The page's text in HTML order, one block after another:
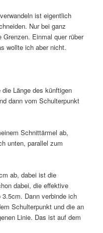
ist eigentlich
Nur bei ganz
Einmal quer rüber
wollte ich aber nicht.
Länge des künftigen
dann vom Schulterpunkt
Schnittärmel ab,
unten, parallel zum
ab, dabei ist die
dabei, die effektive
Dann verbinde ich
Schulterpunkt und die an
Linie. Das ist auf dem